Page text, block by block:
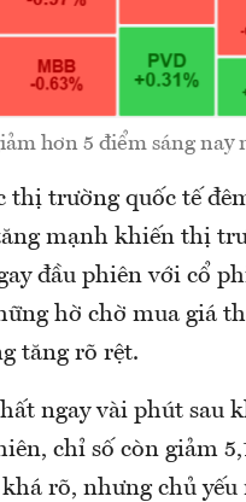
hơn 5 điểm sáng nay
thị trường quốc tế
mạnh khiến thị
đầu phiên với cổ
hờ chờ mua giá
tăng rõ rệt.
ngay vài phút sau
chỉ số còn giảm
rõ, nhưng chủ